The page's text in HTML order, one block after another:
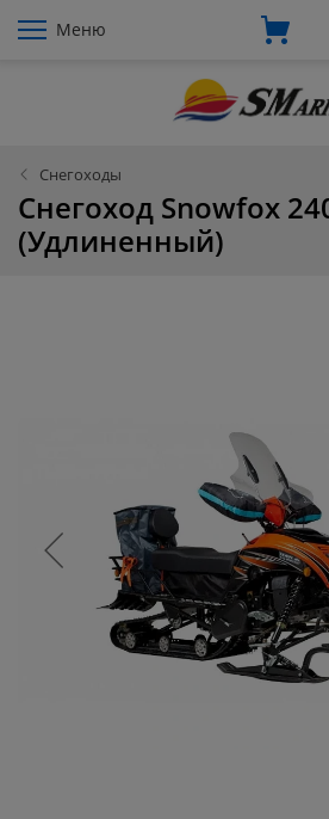
Меню
Снегоходы
Снегоход Snowfox
(Удлиненный)